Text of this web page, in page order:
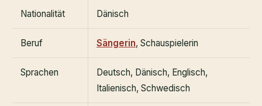
Nationalität Dänisch
Beruf Sängerin, Schauspielerin
Sprachen
Deutsch, Dänisch, Englisch,
Italienisch, Schwedisch